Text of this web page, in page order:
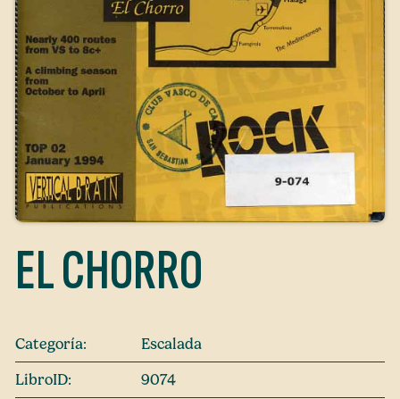
EL CHORRO
Categoría:
Escalada
LibroID:
9074